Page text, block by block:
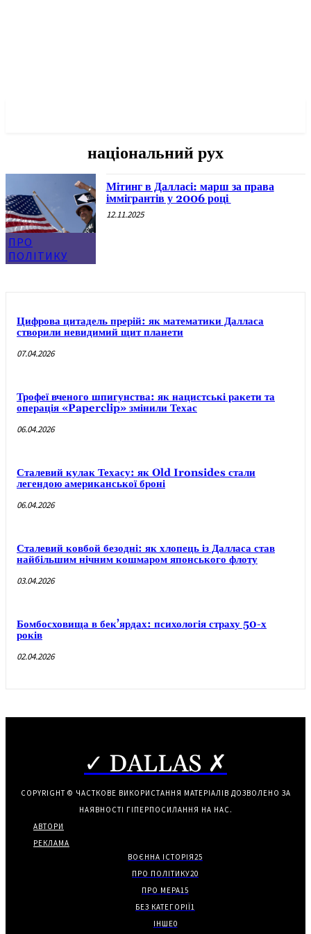
національний рух
ПРО
ПОЛІТИКУ
Мітинг в Далласі: марш за права
іммігрантів у 2006 році
12.11.2025
Цифрова цитадель прерій: як математики Далласа
створили невидимий щит планети
07.04.2026
Трофеї вченого шпигунства: як нацистські ракети та
операція «Paperclip» змінили Техас
06.04.2026
Сталевий кулак Техасу: як Old Ironsides стали
легендою американської броні
06.04.2026
Сталевий ковбой безодні: як хлопець із Далласа став
найбільшим нічним кошмаром японського флоту
03.04.2026
Бомбосховища в бек’ярдах: психологія страху 50-х
років
02.04.2026
✓ DALLAS ✗
COPYRIGHT © ЧАСТКОВЕ ВИКОРИСТАННЯ МАТЕРІАЛІВ ДОЗВОЛЕНО ЗА
НАЯВНОСТІ ГІПЕРПОСИЛАННЯ НА НАС.
АВТОРИ
РЕКЛАМА
ВОЄННА ІСТОРІЯ25
ПРО ПОЛІТИКУ20
ПРО МЕРА15
БЕЗ КАТЕГОРІЇ1
ІНШЕ0